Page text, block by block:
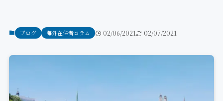
ブログ 海外在住者コラム 02/06/2021 02/07/2021